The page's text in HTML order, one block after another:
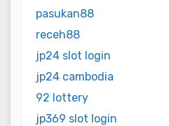
pasukan88
receh88
jp24 slot login
jp24 cambodia
92 lottery
jp369 slot login